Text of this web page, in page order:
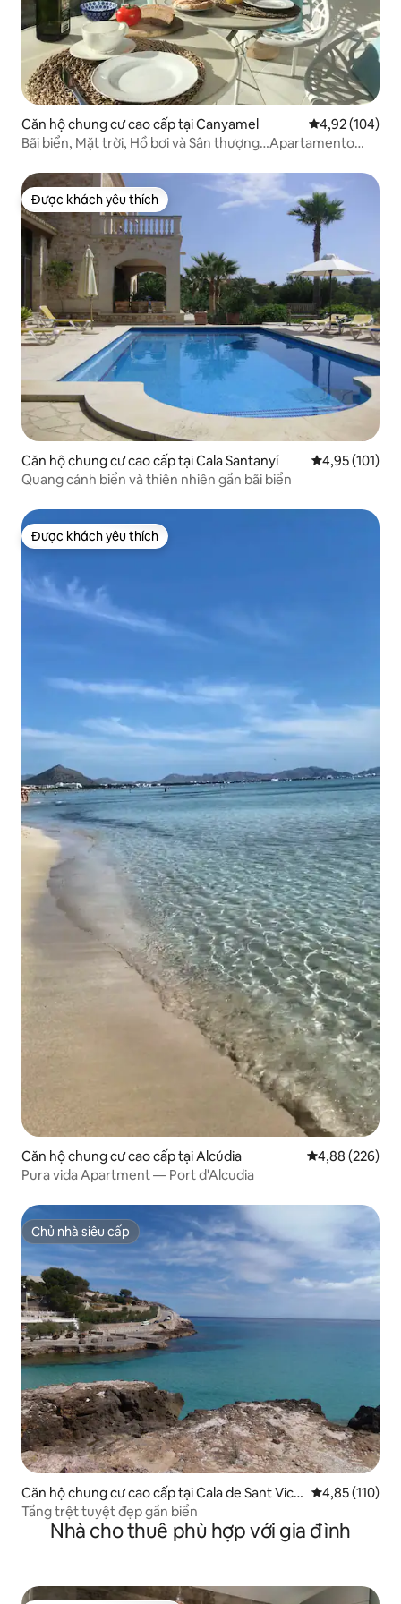
Căn hộ chung cư cao cấp tại Canyamel Xếp hạng
4,92 (104)
Bãi biển, Mặt trời, Hồ bơi và Sân thượng…Apartamento
Được khách yêu thích
Được khách yêu thích
Căn hộ chung cư cao cấp tại Cala Santanyí Xếp hạng
4,95 (101)
Quang cảnh biển và thiên nhiên gần bãi biển
Được khách yêu thích
Được khách yêu thích
Căn hộ chung cư cao cấp tại Alcúdia Xếp hạng
4,88 (226)
Pura vida Apartment — Port d'Alcudia
Chủ nhà siêu cấp
Chủ nhà siêu cấp
Căn hộ chung cư cao cấp tại Cala de Sant Vice
nç
Xếp hạng
4,85 (110)
Tầng trệt tuyệt đẹp gần biển
Nhà cho thuê phù hợp với gia đình